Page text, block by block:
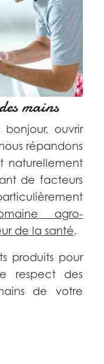
mains
ouvrir
répandons
naturellement
de facteurs
agro-
de la santé.
produits pour
respect des
de votre